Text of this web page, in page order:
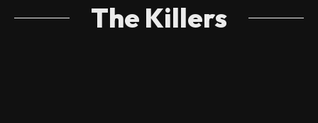
The Killers